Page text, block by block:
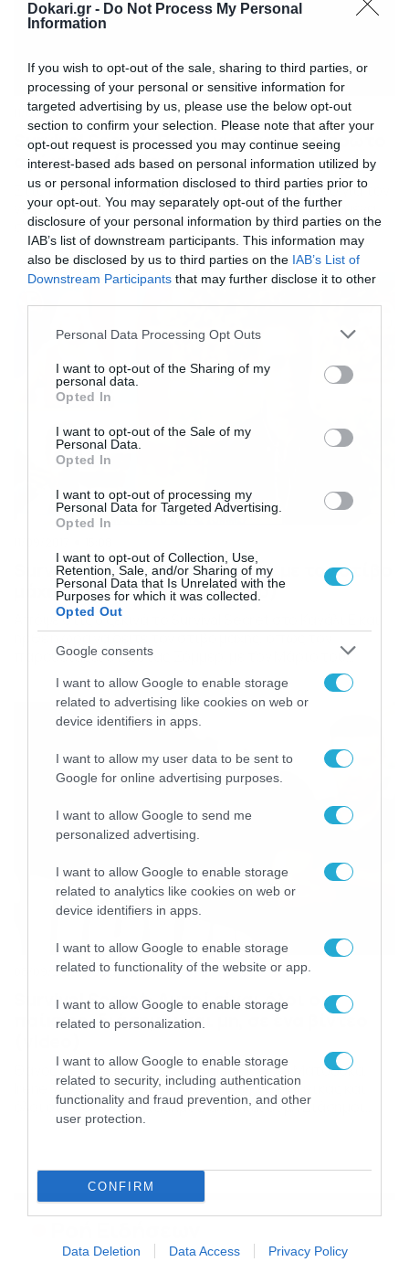
Dokari.gr - Do Not Process My Personal
Information
If you wish to opt-out of the sale, sharing to third parties, or
processing of your personal or sensitive information for
targeted advertising by us, please use the below opt-out
section to confirm your selection. Please note that after your
opt-out request is processed you may continue seeing
interest-based ads based on personal information utilized by
us or personal information disclosed to third parties prior to
your opt-out. You may separately opt-out of the further
disclosure of your personal information by third parties on the
IAB’s list of downstream participants. This information may
also be disclosed by us to third parties on the IAB’s List of
Downstream Participants that may further disclose it to other
Please note that this website/app uses one or more Google
not limited to your visit or usage behaviour. You may click to
grant or deny consent to Google and its third-party tags to
use your data for below specified purposes in below Google
consent section.
Personal Data Processing Opt Outs
I want to opt-out of the Sharing of my
personal data.
Opted In
I want to opt-out of the Sale of my
Personal Data.
Opted In
I want to opt-out of processing my
Personal Data for Targeted Advertising.
Opted In
I want to opt-out of Collection, Use,
Retention, Sale, and/or Sharing of my
Personal Data that Is Unrelated with the
Purposes for which it was collected.
Opted Out
Google consents
I want to allow Google to enable storage
related to advertising like cookies on web or
device identifiers in apps.
I want to allow my user data to be sent to
Google for online advertising purposes.
I want to allow Google to send me
personalized advertising.
I want to allow Google to enable storage
related to analytics like cookies on web or
device identifiers in apps.
I want to allow Google to enable storage
related to functionality of the website or app.
I want to allow Google to enable storage
related to personalization.
I want to allow Google to enable storage
related to security, including authentication
functionality and fraud prevention, and other
user protection.
CONFIRM
Data Deletion Data Access Privacy Policy
11/09/2017 21:39
Survival Secret: Ποιοι νίκησαν στο πρώτο
αγώνισμα; (video)
Στις 150.000 ευρώ «κλείδωσε» τελικά το έπαθλο για τον
νικητή του Survival, με τα χρήματα να είναι κλειδωμένα
στο σεντούκι που θα έχει μαζί της όποια ομάδα
κατακτά νίκη σε ομαδικό αγώνισμα… Ποιος έκανε το 1-0;
Δείτε στο βίντεο ποια ομάδα επικράτησε στην πρώτη
μονομαχία στην παραλία της Κουρούτας…
Survival Secret: Θα τα χάσετε με τον στίβο
μάχης στην Κουρούτα (video)
Απόψε στις 8 ξεκινά το Survival Secret στο Κανάλι Ε και
ήρθε η ώρα να δείτε τον στίβο μάχης, όπως τον
παρουσιάζει ο Κώστας Σόμμερ, με τον Μάριο του
Survivor να κάνει το δικό του σχόλιο, στο πλευρό της
Κατερίνας Καινούργιου… Δείτε το βίντεο…
08/09/2017 09:39
Survival Secret: Αυτοί είναι όλοι οι
παίκτες, διάσημοι και μη, σε ένα βίντεο
Θάνος Πετρέλης, Γιάννης Αϊβάζης, Μαρία Ματσούκα,
Irene Trost, Ντανιέλ Μπατίστα, Γιώργος Μανίκας και
όλοι οι υπόλοιποι Διάσημοι, αλλά και οι μη Διάσημοι
αντίπαλοί τους σε ένα βίντεο – παρουσίαση του Survival,